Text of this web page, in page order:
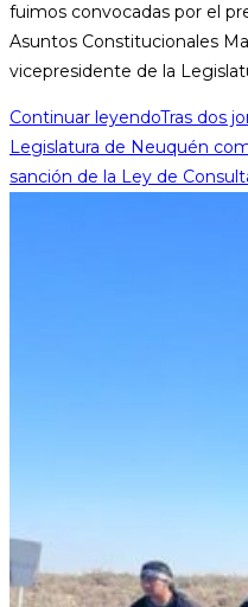
fuimos convocadas por el
Asuntos Constitucionales
vicepresidente de la
Continuar leyendoTras dos
Legislatura de Neuquén
sanción de la Ley de